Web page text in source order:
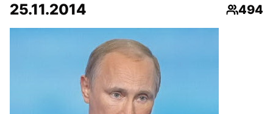
25.11.2014
494